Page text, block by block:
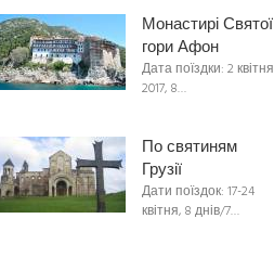
Монастирі Святої
гори Афон
Дата поїздки: 2 квітня
2017, 8…
По святиням
Грузії
Дати поїздок: 17-24
квітня, 8 днів/7…